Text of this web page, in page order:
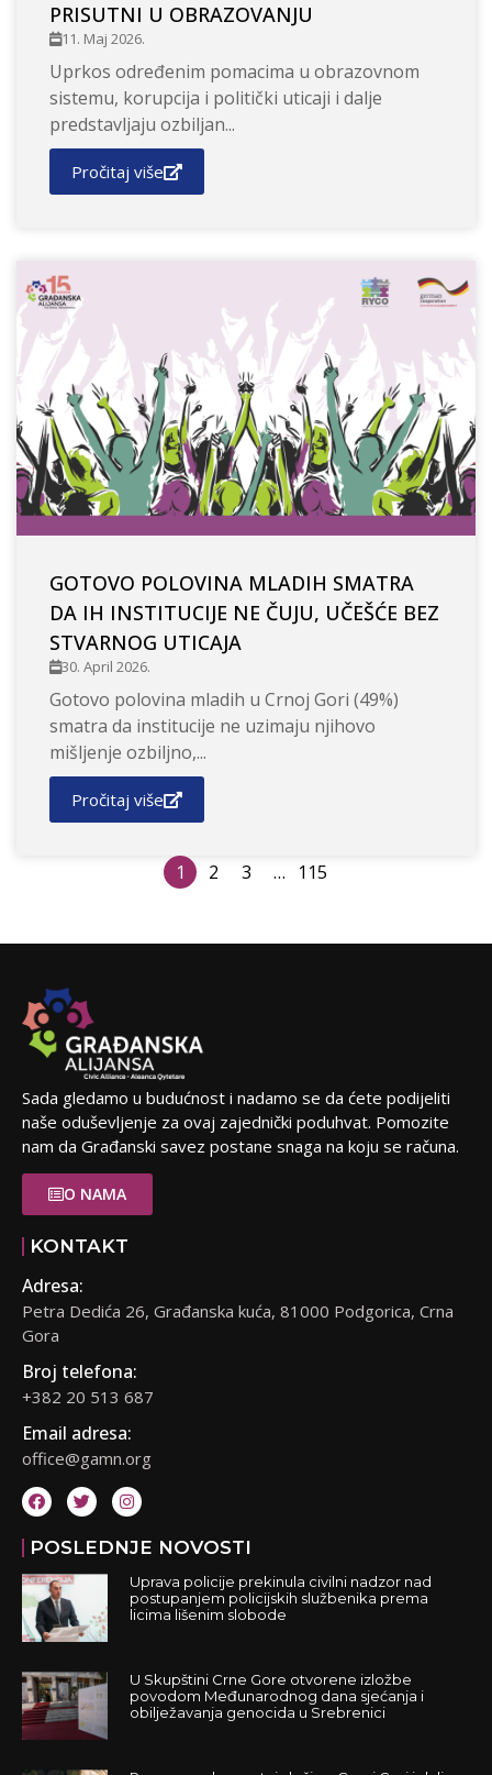
PRISUTNI U OBRAZOVANJU
11. Maj 2026.
Uprkos određenim pomacima u obrazovnom
sistemu, korupcija i politički uticaji i dalje
predstavljaju ozbiljan...
Pročitaj više
GOTOVO POLOVINA MLADIH SMATRA
DA IH INSTITUCIJE NE ČUJU, UČEŠĆE BEZ
STVARNOG UTICAJA
30. April 2026.
Gotovo polovina mladih u Crnoj Gori (49%)
smatra da institucije ne uzimaju njihovo
mišljenje ozbiljno,...
Pročitaj više
1 2 3 … 115
Sada gledamo u budućnost i nadamo se da ćete podijeliti
naše oduševljenje za ovaj zajednički poduhvat. Pomozite
nam da Građanski savez postane snaga na koju se računa.
O NAMA
KONTAKT
Adresa:
Petra Dedića 26, Građanska kuća, 81000 Podgorica, Crna
Gora
Broj telefona:
+382 20 513 687
Email adresa:
office@gamn.org
POSLEDNJE NOVOSTI
Uprava policije prekinula civilni nadzor nad
postupanjem policijskih službenika prema
licima lišenim slobode
U Skupštini Crne Gore otvorene izložbe
povodom Međunarodnog dana sjećanja i
obilježavanja genocida u Srebrenici